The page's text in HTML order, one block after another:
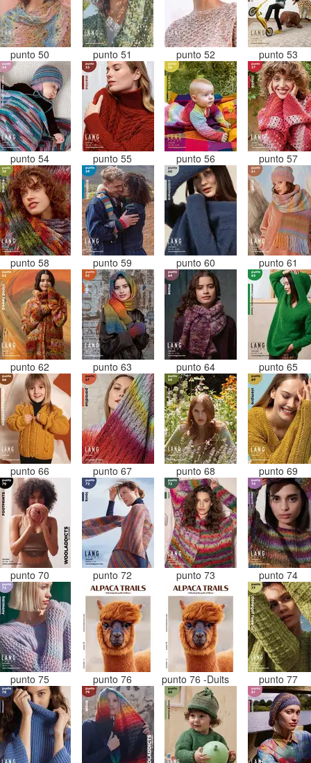
punto 50 punto 51 punto 52 punto 53
punto 54 punto 55 punto 56 punto 57
punto 58 punto 59 punto 60 punto 61
punto 62 punto 63 punto 64 punto 65
punto 66 punto 67 punto 68 punto 69
punto 70 punto 72 punto 73 punto 74
punto 75 punto 76 punto 76 -Duits punto 77